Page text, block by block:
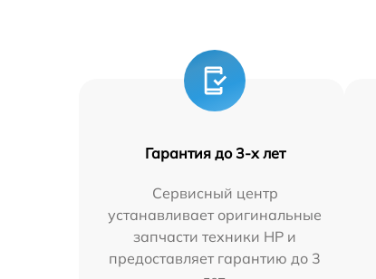
Гарантия до 3-х лет
Сервисный центр
устанавливает оригинальные
запчасти техники HP и
предоставляет гарантию до 3